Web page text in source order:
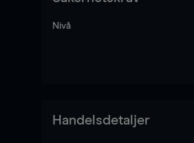
Nivå
Handelsdetaljer